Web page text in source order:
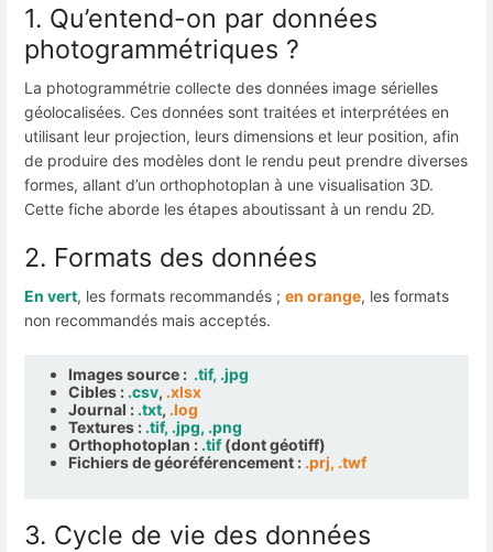
1. Qu’entend-on par données
photogrammétriques ?
La photogrammétrie collecte des données image sérielles
géolocalisées. Ces données sont traitées et interprétées en
utilisant leur projection, leurs dimensions et leur position, afin
de produire des modèles dont le rendu peut prendre diverses
formes, allant d’un orthophotoplan à une visualisation 3D.
Cette fiche aborde les étapes aboutissant à un rendu 2D.
2. Formats des données
En vert, les formats recommandés ; en orange, les formats
non recommandés mais acceptés.
Images source : .tif, .jpg
Cibles : .csv, .xlsx
Journal : .txt, .log
Textures : .tif, .jpg, .png
Orthophotoplan : .tif(dont géotiff)
Fichiers de géoréférencement : .prj, .twf
3. Cycle de vie des données